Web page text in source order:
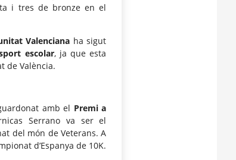
i tres de bronze en el
Valenciana ha sigut
escolar, ja que esta
de València.
amb el Premi a
Serrano va ser el
del món de Veterans. A
d’Espanya de 10K.